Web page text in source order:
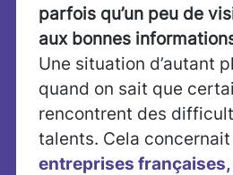
parfois qu’un peu de
aux bonnes
Une situation d’autant
quand on sait que
rencontrent des
talents. Cela
entreprises françaises,